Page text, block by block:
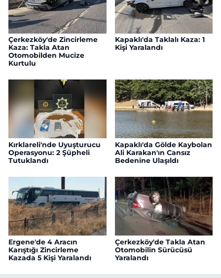
Çerkezköy'de Zincirleme
Kaza: Takla Atan
Otomobilden Mucize
Kurtulu
Kapaklı'da Taklalı Kaza: 1
Kişi Yaralandı
Kırklareli'nde Uyuşturucu
Operasyonu: 2 Şüpheli
Tutuklandı
Kapaklı'da Gölde Kaybolan
Ali Karakan'ın Cansız
Bedenine Ulaşıldı
Ergene'de 4 Aracın
Karıştığı Zincirleme
Kazada 5 Kişi Yaralandı
Çerkezköy'de Takla Atan
Otomobilin Sürücüsü
Yaralandı